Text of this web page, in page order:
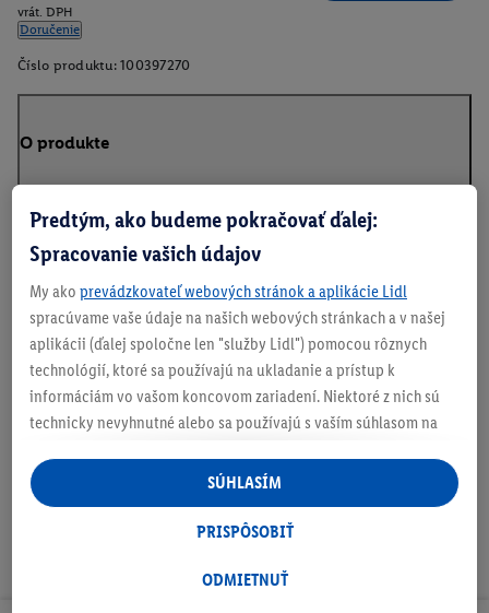
vrát. DPH
Doručenie
Číslo produktu: 100397270
O produkte
Vďaka svojim premysleným funkciám a robustným
materiálom je ideálnym spoločníkom pre deti od 4 do 14
rokov
Max. nosnosť: cca 80 kg
Predtým, ako budeme pokračovať ďalej:
Spracovanie vašich údajov
My ako prevádzkovateľ webových stránok a aplikácie Lidl
spracúvame vaše údaje na našich webových stránkach a v našej
aplikácii (ďalej spoločne len "služby Lidl") pomocou rôznych
technológií, ktoré sa používajú na ukladanie a prístup k
informáciám vo vašom koncovom zariadení. Niektoré z nich sú
technicky nevyhnutné alebo sa používajú s vaším súhlasom na
personalizovanú reklamu v rámci služieb Lidl aj mimo nich. Ak
ste účastníkom programu Lidl Plus, na tieto účely sa spracúvajú
aj údaje z vášho nákupného správania v obchode.
následne si vytvoríte účet Lidl Plus alebo sa prihlásite do svojho
ODMIETNUŤ
PRISPÔSOBIŤ
SÚHLASÍM